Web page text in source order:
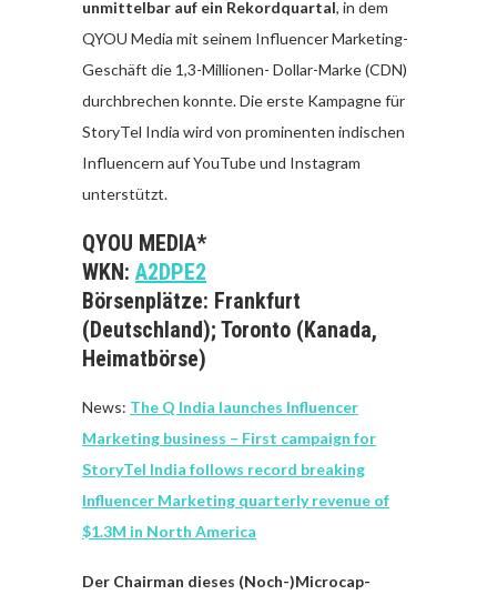
unmittelbar auf ein Rekordquartal, in dem
QYOU Media mit seinem Influencer Marketing-
Geschäft die 1,3-Millionen- Dollar-Marke (CDN)
durchbrechen konnte. Die erste Kampagne für
StoryTel India wird von prominenten indischen
Influencern auf YouTube und Instagram
unterstützt.
QYOU MEDIA*
WKN: A2DPE2
Börsenplätze: Frankfurt
(Deutschland); Toronto (Kanada,
Heimatbörse)
News: The Q India launches Influencer
Marketing business – First campaign for
StoryTel India follows record breaking
Influencer Marketing quarterly revenue of
$1.3M in North America
Der Chairman dieses (Noch-)Microcap-